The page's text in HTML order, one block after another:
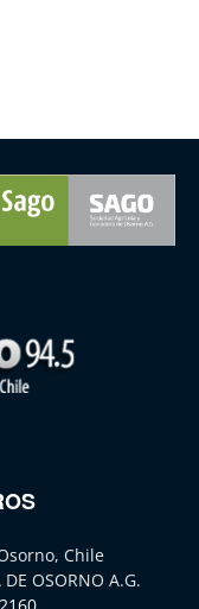
Chile
DE OSORNO A.G.